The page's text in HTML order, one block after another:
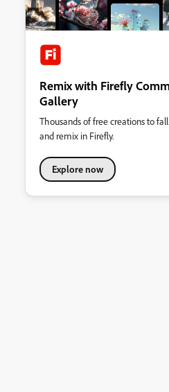
Remix with Firefly
Gallery
Thousands of free creations to
and remix in Firefly.
Explore now